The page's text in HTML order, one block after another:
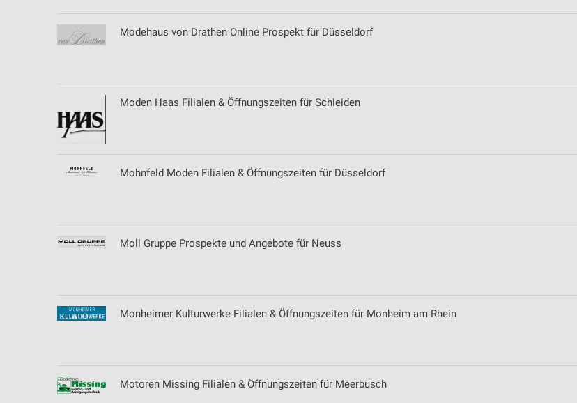
Modehaus von Drathen Online Prospekt für Düsseldorf
Moden Haas Filialen & Öffnungszeiten für Schleiden
Mohnfeld Moden Filialen & Öffnungszeiten für Düsseldorf
Moll Gruppe Prospekte und Angebote für Neuss
Monheimer Kulturwerke Filialen & Öffnungszeiten für Monheim am Rhein
Motoren Missing Filialen & Öffnungszeiten für Meerbusch
Entwicklung und Verbesserung der Angebote
Verwendung genauer Standortdaten
Nicht-IAB-Verarbeitungszwecke: